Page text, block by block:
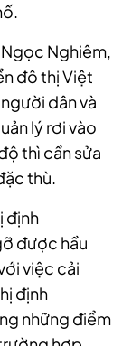
Nghiêm,
đô thị Việt
dân và
lý rơi vào
thì cần sửa
thù.
định
được hầu
việc cải
định
những điểm